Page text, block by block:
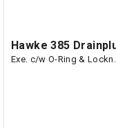
Hawke 385
Exe. c/w O-Ring & Lockn.